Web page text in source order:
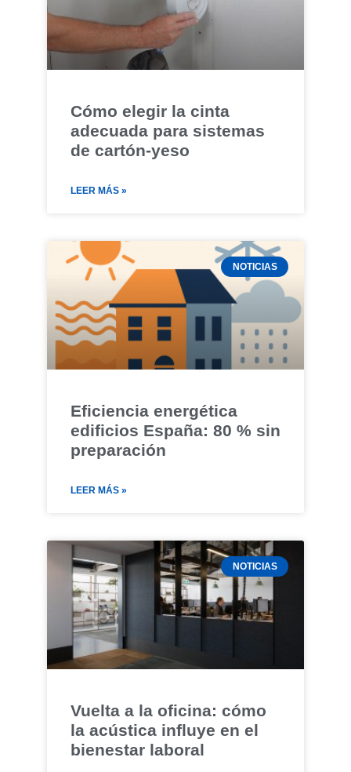
Cómo elegir la cinta
adecuada para sistemas
de cartón-yeso
LEER MÁS »
NOTICIAS
Eficiencia energética
edificios España: 80 % sin
preparación
LEER MÁS »
NOTICIAS
Vuelta a la oficina: cómo
la acústica influye en el
bienestar laboral